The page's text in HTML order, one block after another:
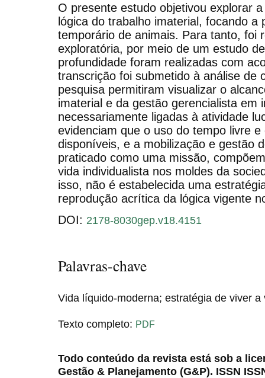
O presente estudo objetivou explorar
lógica do trabalho imaterial, focando a
temporário de animais. Para tanto, foi
exploratória, por meio de um estudo
profundidade foram realizadas com
transcrição foi submetido à análise de
pesquisa permitiram visualizar o
imaterial e da gestão gerencialista em
necessariamente ligadas à atividade
evidenciam que o uso do tempo livre
disponíveis, e a mobilização e gestão
praticado como uma missão,
vida individualista nos moldes da
isso, não é estabelecida uma
reprodução acrítica da lógica vigente
DOI: 2178-8030gep.v18.4151
Palavras-chave
Vida líquido-moderna; estratégia de viver a
Texto completo: PDF
Todo conteúdo da revista está sob a
Gestão & Planejamento (G&P). ISSN